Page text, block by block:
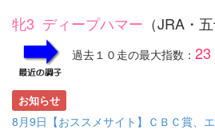
牝3 ディープハマー （JRA・
過去１０走の最大指数： 23
お知らせ
8月9日【おススメサイト】ＣＢＣ賞、